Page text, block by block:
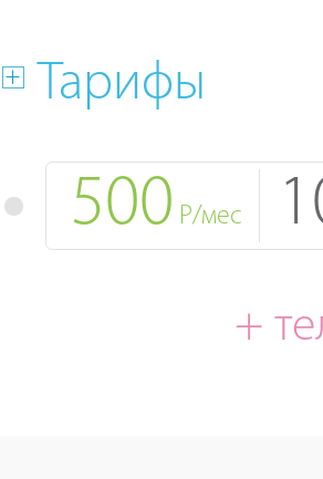
Тарифы
500 Р/мес
+